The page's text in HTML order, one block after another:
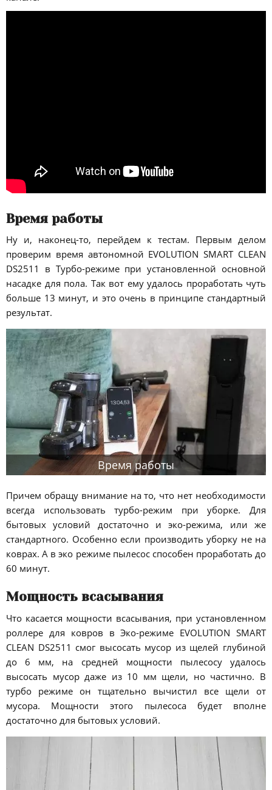
Время работы
Ну и, наконец-то, перейдем к тестам. Первым делом
проверим время автономной EVOLUTION SMART CLEAN
DS2511 в Турбо-режиме при установленной основной
насадке для пола. Так вот ему удалось проработать чуть
больше 13 минут, и это очень в принципе стандартный
результат.
Время работы
Причем обращу внимание на то, что нет необходимости
всегда использовать турбо-режим при уборке. Для
бытовых условий достаточно и эко-режима, или же
стандартного. Особенно если производить уборку не на
коврах. А в эко режиме пылесос способен проработать до
60 минут.
Мощность всасывания
Что касается мощности всасывания, при установленном
роллере для ковров в Эко-режиме EVOLUTION SMART
CLEAN DS2511 смог высосать мусор из щелей глубиной
до 6 мм, на средней мощности пылесосу удалось
высосать мусор даже из 10 мм щели, но частично. В
турбо режиме он тщательно вычистил все щели от
мусора. Мощности этого пылесоса будет вполне
достаточно для бытовых условий.